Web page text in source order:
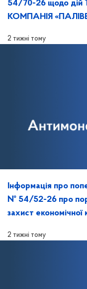
54/70-26 щодо
КОМПАНІЯ
справи
2 тижні тому
Інформація про
№ 54/52-26 про
захист
розгляду
2 тижні тому